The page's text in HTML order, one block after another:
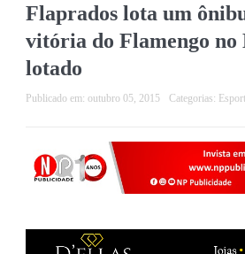
Flaprados lota um
vitória do Flamengo no
lotado
Publicado em: outubro 05, 2015 Categorias: